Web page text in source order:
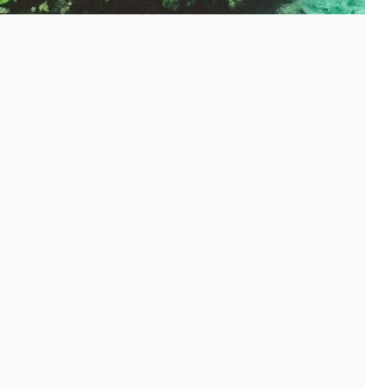
Quels sont
faire de la
les requins-